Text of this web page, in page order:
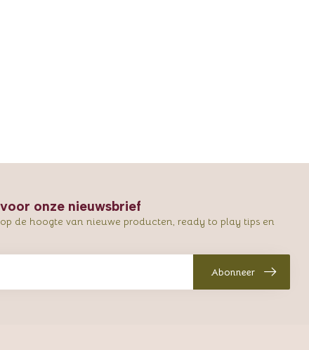
onze nieuwsbrief
op de hoogte van nieuwe producten, ready to play tips en
Abonneer